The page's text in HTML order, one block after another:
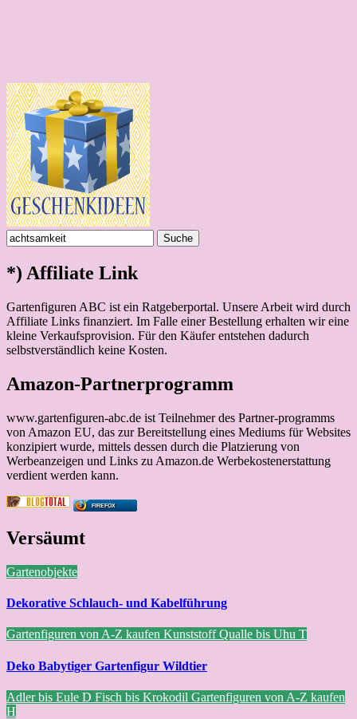
Suche
nach:
*) Affiliate Link
Gartenfiguren ABC ist ein Ratgeberportal. Unsere Arbeit wird durch
Affiliate Links finanziert. Im Falle einer Bestellung erhalten wir eine
kleine Verkaufsprovision. Für den Käufer entstehen dadurch
selbstverständlich keine Kosten.
Amazon-Partnerprogramm
www.gartenfiguren-abc.de ist Teilnehmer des Partner-programms
von Amazon EU, das zur Bereitstellung eines Mediums für Websites
konzipiert wurde, mittels dessen durch die Platzierung von
Werbeanzeigen und Links zu Amazon.de Werbekostenerstattung
verdient werden kann.
FIREFOX
Versäumt
Gartenobjekte
Dekorative Schlauch- und Kabelführung
Gartenfiguren von A-Z kaufen KunststoffQualle bis Uhu T
Deko Babytiger Gartenfigur Wildtier
Adler bis Eule D Fisch bis Krokodil Gartenfiguren von A-Z kaufen
H